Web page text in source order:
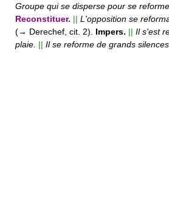
Groupe qui se disperse pour se
Reconstituer. || L'opposition se
(→ Derechef, cit. 2).
Impers. || Il s'est
plaie. || Il se reforme de grands silences